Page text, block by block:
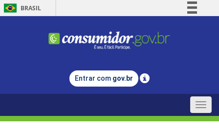
BRASIL
Comunica BR
Legislação
Entrar com gov.br
Toggle